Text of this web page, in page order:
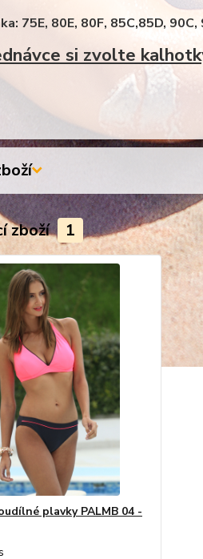
75E, 80E, 80F, 85C,85D, 90C,
si zvolte
zboží 1
plavky PALMB 04 -